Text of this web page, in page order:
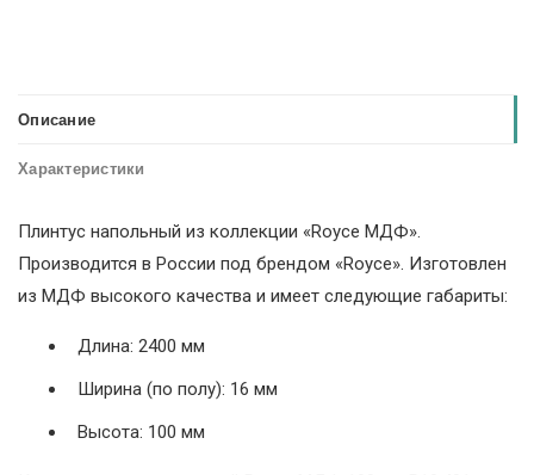
Описание
Характеристики
Плинтус напольный из коллекции «Royce МДФ».
Производится в России под брендом «Royce». Изготовлен
из МДФ высокого качества и имеет следующие габариты:
Длина: 2400 мм
Ширина (по полу): 16 мм
Высота: 100 мм